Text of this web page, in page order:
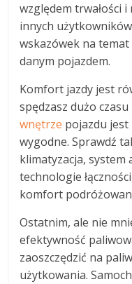
względem trwałości
innych
wskazówek na temat
danym pojazdem.
Komfort jazdy jest
spędzasz dużo
wnętrze pojazdu
wygodne. Sprawdź
klimatyzacja,
technologie
komfort
Ostatnim, ale nie
efektywność
zaoszczędzić na
użytkowania.